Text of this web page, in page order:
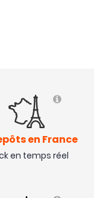
en France
en temps réel